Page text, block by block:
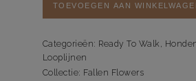
Flowers
-
Ready
TOEVOEGEN AAN
Categorieën: Ready To Walk ,
Looplijnen
Collectie: Fallen Flowers